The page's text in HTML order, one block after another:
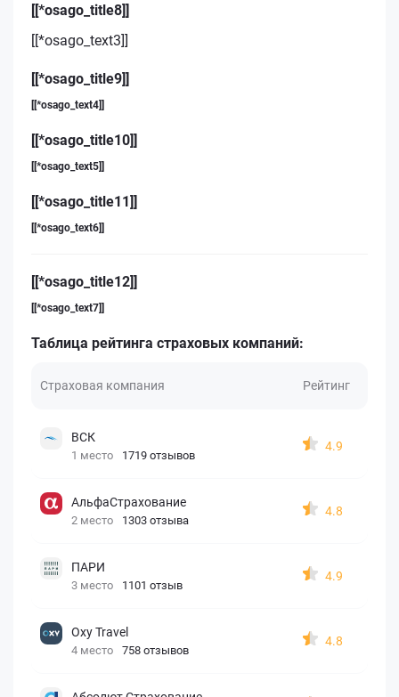
[[*osago_title8]]
[[*osago_text3]]
[[*osago_title9]]
[[*osago_text4]]
[[*osago_title10]]
[[*osago_text5]]
[[*osago_title11]]
[[*osago_text6]]
[[*osago_title12]]
[[*osago_text7]]
Таблица рейтинга страховых компаний:
Страховая компания Рейтинг
ВСК
1 место 1719 отзывов
4.9
АльфаСтрахование
2 место 1303 отзыва
4.8
ПАРИ
3 место 1101 отзыв
4.9
Oxy Travel
4 место 758 отзывов
4.8